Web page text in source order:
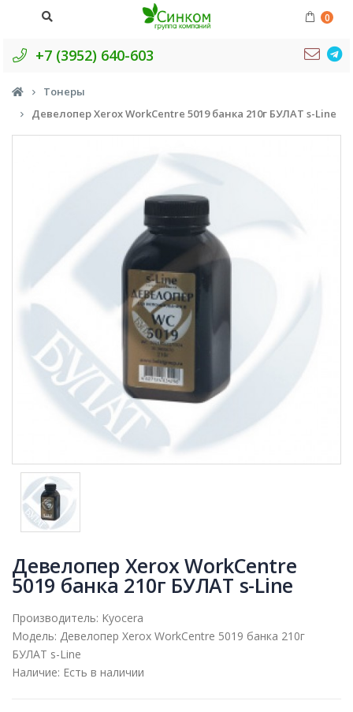
0
+7 (3952) 640-603
Тонеры
Девелопер Xerox WorkCentre 5019 банка 210г БУЛАТ s-Line
Девелопер Xerox WorkCentre
5019 банка 210г БУЛАТ s-Line
Производитель: Kyocera
Модель: Девелопер Xerox WorkCentre 5019 банка 210г
БУЛАТ s-Line
Наличие: Есть в наличии